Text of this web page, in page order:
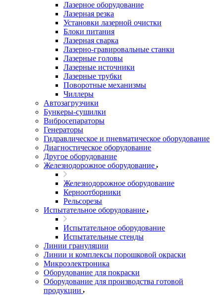
Лазерное оборудование
Лазерная резка
Установки лазерной очистки
Блоки питания
Лазерная сварка
Лазерно-гравировальные станки
Лазерные головы
Лазерные источники
Лазерные трубки
Поворотные механизмы
Чиллеры
Автозагрузчики
Бункеры-сушилки
Вибросепараторы
Генераторы
Гидравлическое и пневматическое оборудование
Диагностическое оборудование
Другое оборудование
Железнодорожное оборудование
Железнодорожное оборудование
Керноотборники
Рельсорезы
Испытательное оборудование
Испытательное оборудование
Испытательные стенды
Линии грануляции
Линии и комплексы порошковой окраски
Микроэлектроника
Оборудование для покраски
Оборудование для производства готовой
продукции